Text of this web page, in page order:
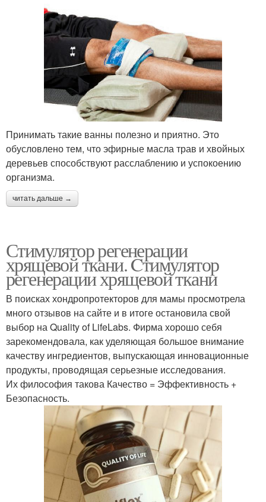
Принимать такие ванны полезно и приятно. Это
обусловлено тем, что эфирные масла трав и хвойных
деревьев способствуют расслаблению и успокоению
организма.
читать дальше →
Стимулятор регенерации
хрящевой ткани. Cтимулятор
регенерации хрящевой ткани
В поисках хондропротекторов для мамы просмотрела
много отзывов на сайте и в итоге остановила свой
выбор на Quality of LifeLabs. Фирма хорошо себя
зарекомендовала, как уделяющая большое внимание
качеству ингредиентов, выпускающая инновационные
продукты, проводящая серьезные исследования.
Их философия такова Качество = Эффективность +
Безопасность.